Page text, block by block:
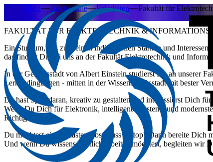
THU Hochschule Fakultäten Fakultät für
FAKULTÄT FÜR ELEKTROTECHNIK &
Ein Studium, das zu Deinen individuellen Stärken und
das findest Du bei uns an der Fakultät Elektrotechnik und
In der Geburtsstadt von Albert Einstein studierst Du an unserer
Lernbedingungen - mitten in der Wissenschaftsstadt mit bester
Du hast Spaß daran, kreativ zu gestalten und interessierst Dich
Wenn Du Dich für Elektronik, intelligente Systeme und
Richtige für Dich.
Du möchtest einen Master-Abschluss on top? Dann bereite Dich
Und wenn Du wissenschaftlich arbeiten möchtest, begleiten wir